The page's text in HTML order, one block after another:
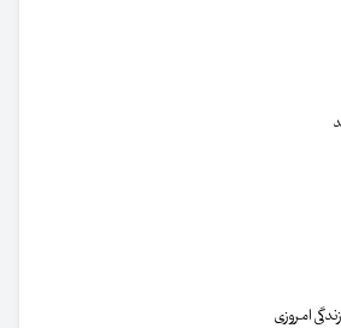
امروزی